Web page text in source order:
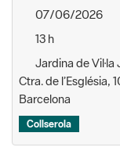
07/06/2026
13 h
Jardina de
Ctra. de l’Església,
Barcelona
Collserola